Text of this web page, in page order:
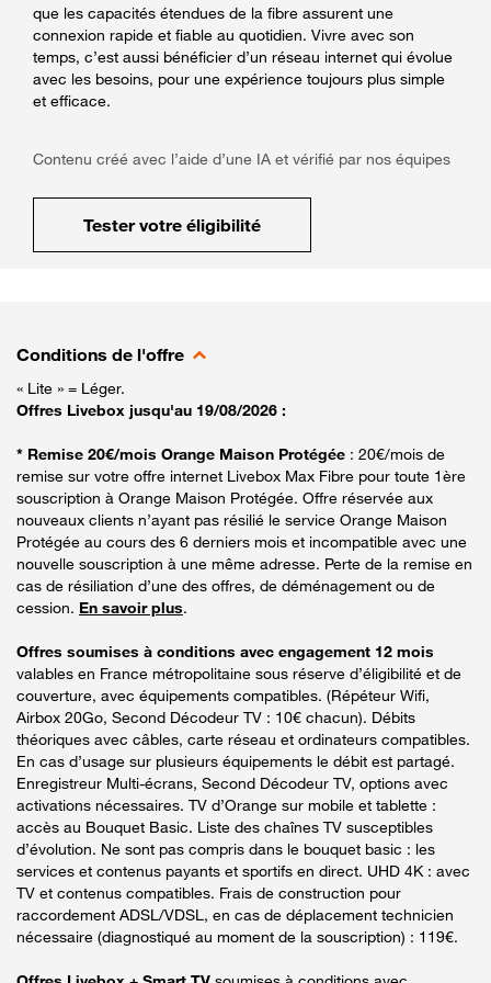
que les capacités étendues de la fibre assurent une
connexion rapide et fiable au quotidien. Vivre avec son
temps, c’est aussi bénéficier d’un réseau internet qui évolue
avec les besoins, pour une expérience toujours plus simple
et efficace.
Contenu créé avec l’aide d’une IA et vérifié par nos équipes
Tester votre éligibilité
Conditions de l'offre
« Lite » = Léger.
Offres Livebox jusqu'au 19/08/2026 :
* Remise 20€/mois Orange Maison Protégée : 20€/mois de
remise sur votre offre internet Livebox Max Fibre pour toute 1ère
souscription à Orange Maison Protégée. Offre réservée aux
nouveaux clients n’ayant pas résilié le service Orange Maison
Protégée au cours des 6 derniers mois et incompatible avec une
nouvelle souscription à une même adresse. Perte de la remise en
cas de résiliation d’une des offres, de déménagement ou de
cession. En savoir plus.
Offres soumises à conditions avec engagement 12 mois
valables en France métropolitaine sous réserve d’éligibilité et de
couverture, avec équipements compatibles. (Répéteur Wifi,
Airbox 20Go, Second Décodeur TV : 10€ chacun). Débits
théoriques avec câbles, carte réseau et ordinateurs compatibles.
En cas d’usage sur plusieurs équipements le débit est partagé.
Enregistreur Multi-écrans, Second Décodeur TV, options avec
activations nécessaires. TV d’Orange sur mobile et tablette :
accès au Bouquet Basic. Liste des chaînes TV susceptibles
d’évolution. Ne sont pas compris dans le bouquet basic : les
services et contenus payants et sportifs en direct. UHD 4K : avec
TV et contenus compatibles. Frais de construction pour
raccordement ADSL/VDSL, en cas de déplacement technicien
nécessaire (diagnostiqué au moment de la souscription) : 119€.